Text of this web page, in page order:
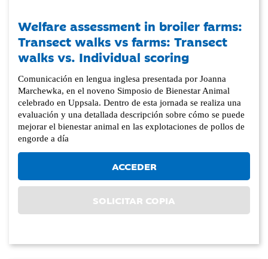
Welfare assessment in broiler farms:
Transect walks vs farms: Transect
walks vs. Individual scoring
Comunicación en lengua inglesa presentada por Joanna
Marchewka, en el noveno Simposio de Bienestar Animal
celebrado en Uppsala. Dentro de esta jornada se realiza una
evaluación y una detallada descripción sobre cómo se puede
mejorar el bienestar animal en las explotaciones de pollos de
engorde a día
ACCEDER
SOLICITAR COPIA